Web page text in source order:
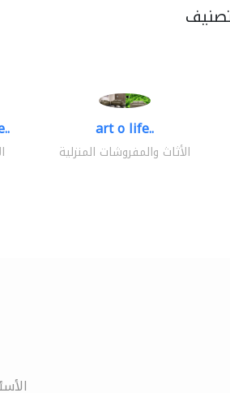
art o life..
الأثاث والمفروشات المنزلية